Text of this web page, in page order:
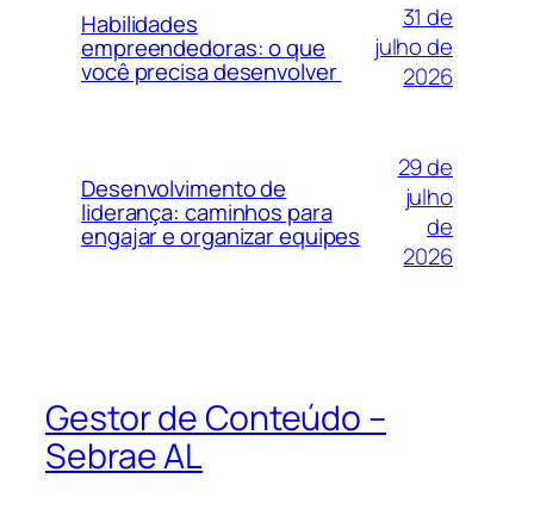
Habilidades
empreendedoras: o que
você precisa desenvolver
31 de
julho de
2026
Desenvolvimento de
liderança: caminhos para
engajar e organizar equipes
29 de
julho
de
2026
Gestor de Conteúdo –
Sebrae AL